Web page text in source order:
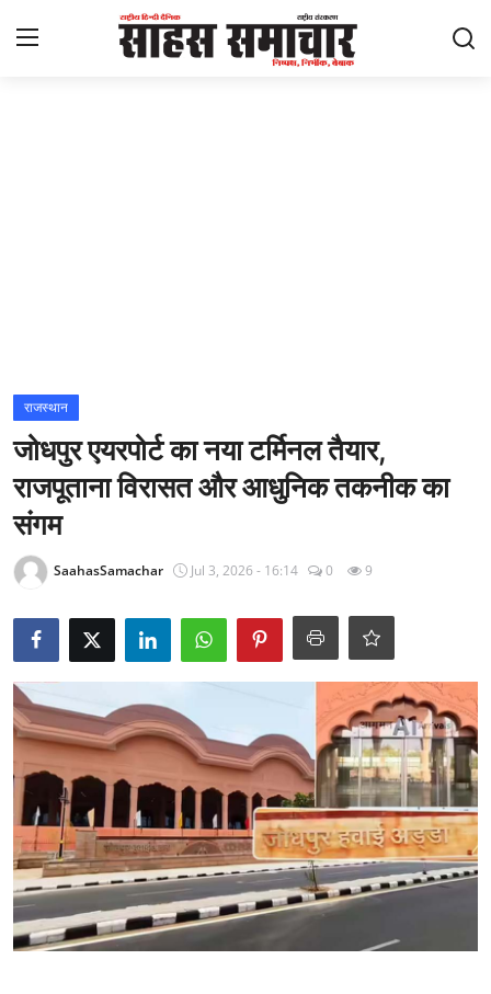
राज्य
अंतराष्ट्रीय
राजनीति
खेल
Epaper
धर्म
लाइफस्टाइल
टेक
राजस्थान
जोधपुर एयरपोर्ट का नया टर्मिनल तैयार,
राजपूताना विरासत और आधुनिक तकनीक का
संगम
SaahasSamachar Jul 3, 2026 - 16:14 0 9